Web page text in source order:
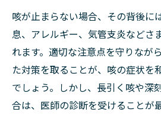
咳が止まらない場合、その背後に
息、アレルギー、気管支炎などさ
れます。適切な注意点を守りなが
た対策を取ることが、咳の症状を
でしょう。しかし、長引く咳や深
合は、医師の診断を受けることが